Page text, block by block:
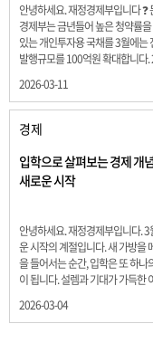
안녕하세요. 재정경제부입니다 ❓
경제부는 금년들어 높은 청약률
있는 개인투자용 국채를 3월에는
발행규모를 100억원 확대합니다
5년물 600억원, 10년물 900억원,
300억원입니다. 그렇다면 3월 개
국채의 총 발행 예정 금액은 얼마일
보기 ① 1,600억원 ② 1,700억원
억원 ④ 2,000억원 정답 : 1,800억
주신 모든 분들 감사합니다! 당첨
게는 지난 이벤트 블로그 게시글에
전달드립니다.
2026-03-11
경제
입학으로 살펴보는 경제 개
새로운 시작
안녕하세요. 재정경제부입니다.
운 시작의 계절입니다. 새 가방을
을 들어서는 순간, 입학은 또 하나
이 됩니다. 설렘과 기대가 가득한
래를 준비하는 첫 걸음이기도 합니
2026-03-04